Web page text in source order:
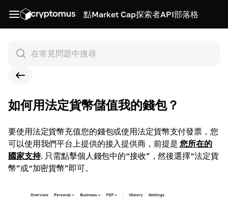
點Market Cap探索者API部落格
如何用法定貨幣儲值我的錢包？
要使用法定貨幣充值您的錢包或使用法定貨幣支付發票，您
可以使用我們平台上提供的接入提供商，前提是 您所在的
國家支持. 只需點擊個人錢包中的“接收”，然後選擇“法定貨
幣”或“加密貨幣”即可。